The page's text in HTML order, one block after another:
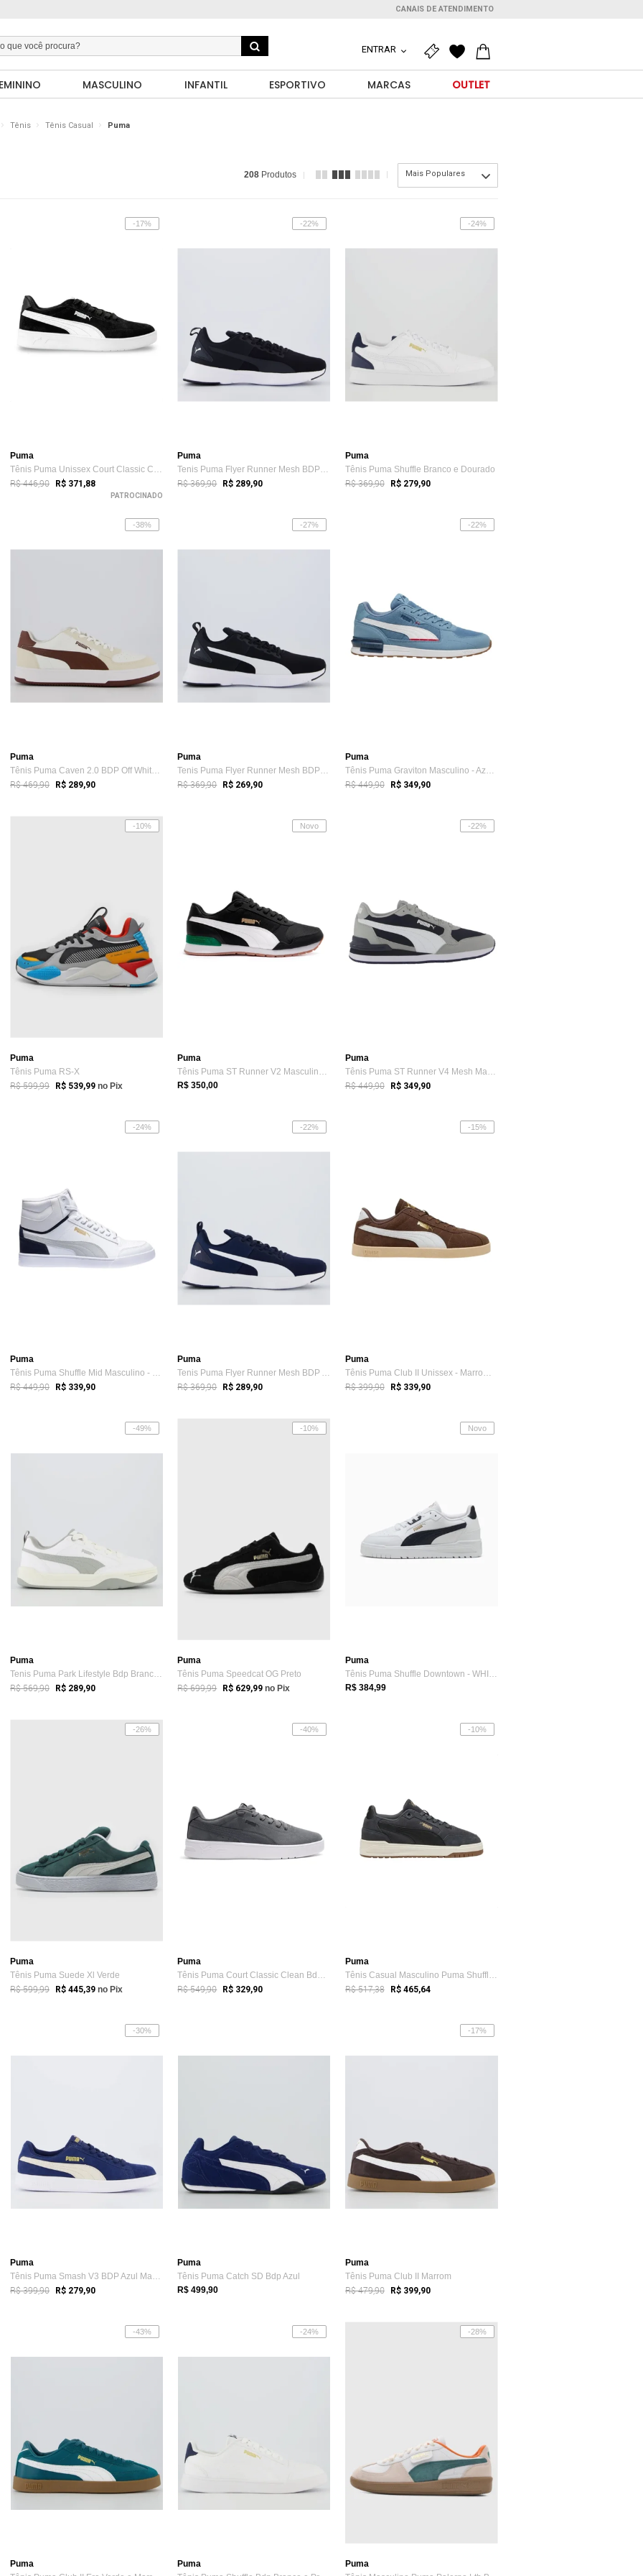
CANAIS DE ATENDIMENTO
ENTRAR
MASCULINO INFANTIL ESPORTIVO MARCAS OUTLET
Tênis Tênis Casual Puma
208 Produtos Mais Populares
-17%
Puma
Tênis Puma Unissex Court Classic Clean S...
R$ 446,90 R$ 371,88
PATROCINADO
-22%
Puma
Tenis Puma Flyer Runner Mesh BDP Preto
R$ 369,90 R$ 289,90
-24%
Puma
Tênis Puma Shuffle Branco e Dourado
R$ 369,90 R$ 279,90
-38%
Puma
Tênis Puma Caven 2.0 BDP Off White e Marrom
R$ 469,90 R$ 289,90
-27%
Puma
Tenis Puma Flyer Runner Mesh BDP Preto e Branco
R$ 369,90 R$ 269,90
-22%
Puma
Tênis Puma Graviton Masculino - Azul - Puma
R$ 449,90 R$ 349,90
-10%
Puma
Tênis Puma RS-X
R$ 599,99 R$ 539,99 no Pix
Novo
Puma
Tênis Puma ST Runner V2 Masculino Preto
R$ 350,00
-22%
Puma
Tênis Puma ST Runner V4 Mesh Masculino -...
R$ 449,90 R$ 349,90
-24%
Puma
Tênis Puma Shuffle Mid Masculino - Branco - Puma
R$ 449,90 R$ 339,90
-22%
Puma
Tenis Puma Flyer Runner Mesh BDP Azul e Branco
R$ 369,90 R$ 289,90
-15%
Puma
Tênis Puma Club II Unissex - Marrom - Puma
R$ 399,90 R$ 339,90
-49%
Puma
Tenis Puma Park Lifestyle Bdp Branco e Verde
R$ 569,90 R$ 289,90
-10%
Puma
Tênis Puma Speedcat OG Preto
R$ 699,99 R$ 629,99 no Pix
Novo
Puma
Tênis Puma Shuffle Downtown - WHITE/NEW NAVY/GOLD
R$ 384,99
-26%
Puma
Tênis Puma Suede Xl Verde
R$ 599,99 R$ 445,39 no Pix
-40%
Puma
Tênis Puma Court Classic Clean Bdp SD Ma...
R$ 549,90 R$ 329,90
-10%
Puma
Tênis Casual Masculino Puma Shuffle Down...
R$ 517,38 R$ 465,64
-30%
Puma
Tênis Puma Smash V3 BDP Azul Marinho e Dourado
R$ 399,90 R$ 279,90
Puma
Tênis Puma Catch SD Bdp Azul
R$ 499,90
-17%
Puma
Tênis Puma Club II Marrom
R$ 479,90 R$ 399,90
-43%
Puma
-24%
Puma
-28%
Puma